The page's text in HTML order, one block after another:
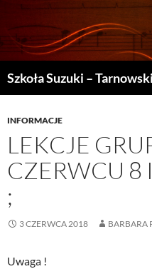
Szkoła Suzuki –
TREŚCI
INFORMACJE
LEKCJE
CZERWCU 8
;
3 CZERWCA 2018 BARBARA
Uwaga !